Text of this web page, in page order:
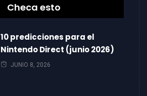
Checa esto
10 predicciones para el
Nintendo Direct (junio 2026)
JUNIO 8, 2026